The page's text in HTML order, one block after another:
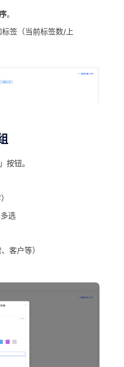
。
签（当前标签数/上
按钮。
选
客户等）